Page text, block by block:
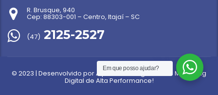
Em que posso ajudar?
R. Brusque, 940
Cep: 88303-001 – Centro, Itajaí – SC
(47) 2125-2527
© 2023 | Desenvolvido porAlper | A sua Agência de Marketing
Digital de Alta Performance!